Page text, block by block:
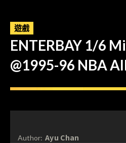
遊戲
ENTERBAY 1/6
@1995-96 NBA
Author: Ayu Chan